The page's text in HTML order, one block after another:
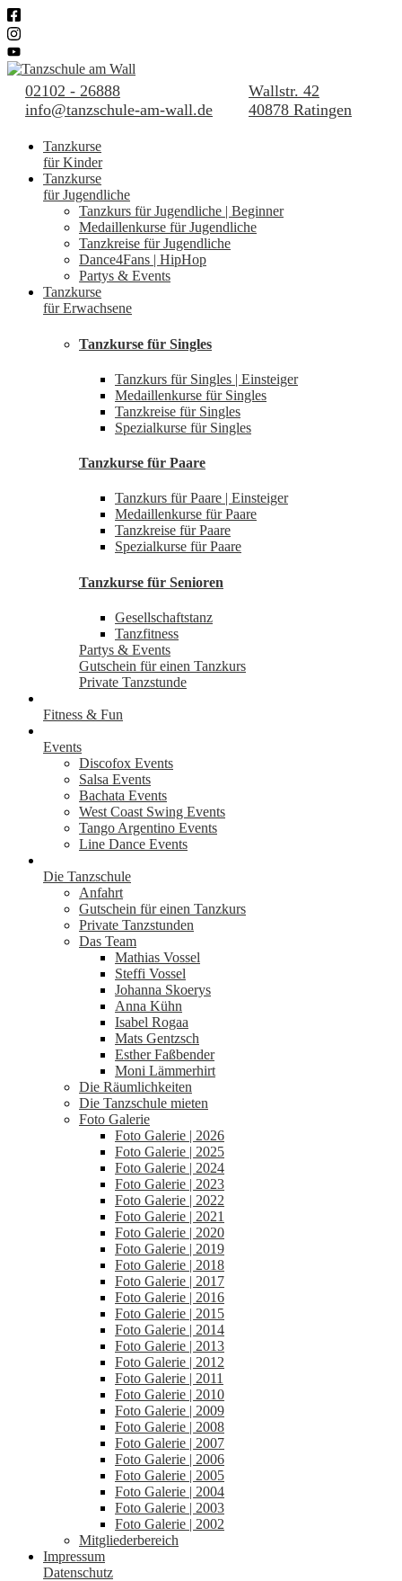
02102 - 26888
info@tanzschule-am-wall.de
Wallstr. 42
40878 Ratingen
Tanzkurse
für Kinder
Tanzkurse
für Jugendliche
Tanzkurs für Jugendliche | Beginner
Medaillenkurse für Jugendliche
Tanzkreise für Jugendliche
Dance4Fans | HipHop
Partys & Events
Tanzkurse
für Erwachsene
Tanzkurse für Singles
Tanzkurs für Singles | Einsteiger
Medaillenkurse für Singles
Tanzkreise für Singles
Spezialkurse für Singles
Tanzkurse für Paare
Tanzkurs für Paare | Einsteiger
Medaillenkurse für Paare
Tanzkreise für Paare
Spezialkurse für Paare
Tanzkurse für Senioren
Gesellschaftstanz
Tanzfitness
Partys & Events
Gutschein für einen Tanzkurs
Private Tanzstunde
Fitness & Fun
Events
Discofox Events
Salsa Events
Bachata Events
West Coast Swing Events
Tango Argentino Events
Line Dance Events
Die Tanzschule
Anfahrt
Gutschein für einen Tanzkurs
Private Tanzstunden
Das Team
Mathias Vossel
Steffi Vossel
Johanna Skoerys
Anna Kühn
Isabel Rogaa
Mats Gentzsch
Esther Faßbender
Moni Lämmerhirt
Die Räumlichkeiten
Die Tanzschule mieten
Foto Galerie
Foto Galerie | 2026
Foto Galerie | 2025
Foto Galerie | 2024
Foto Galerie | 2023
Foto Galerie | 2022
Foto Galerie | 2021
Foto Galerie | 2020
Foto Galerie | 2019
Foto Galerie | 2018
Foto Galerie | 2017
Foto Galerie | 2016
Foto Galerie | 2015
Foto Galerie | 2014
Foto Galerie | 2013
Foto Galerie | 2012
Foto Galerie | 2011
Foto Galerie | 2010
Foto Galerie | 2009
Foto Galerie | 2008
Foto Galerie | 2007
Foto Galerie | 2006
Foto Galerie | 2005
Foto Galerie | 2004
Foto Galerie | 2003
Foto Galerie | 2002
Mitgliederbereich
Impressum
Datenschutz